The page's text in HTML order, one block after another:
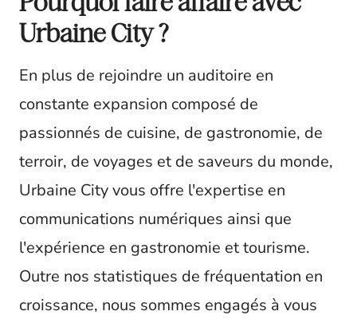
Urbaine City ?
En plus de rejoindre un auditoire en
constante expansion composé de
passionnés de cuisine, de gastronomie, de
terroir, de voyages et de saveurs du monde,
Urbaine City vous offre l'expertise en
communications numériques ainsi que
l'expérience en gastronomie et tourisme.
Outre nos statistiques de fréquentation en
croissance, nous sommes engagés à vous